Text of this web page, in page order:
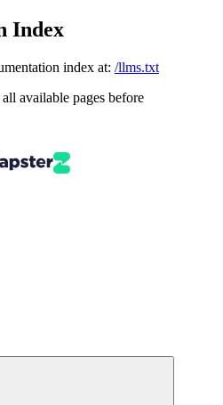
Index
index at: /llms.txt
available pages before